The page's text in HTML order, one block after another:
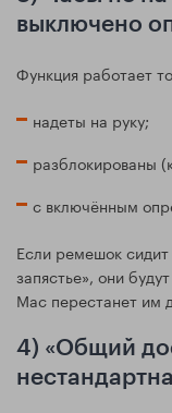
выключено
Функция работает
надеты на руку;
разблокированы
с включённым
Если ремешок
запястье», они
Mac перестанет им
4) «Общий